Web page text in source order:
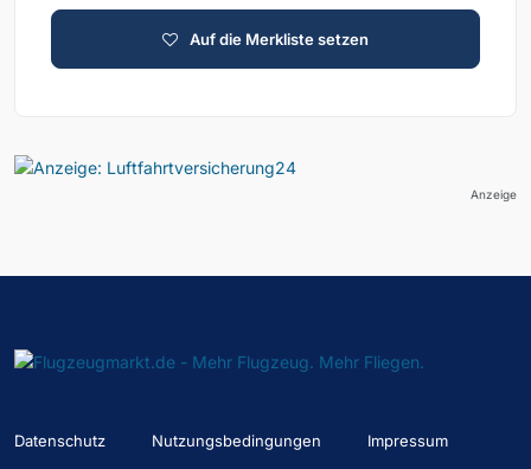
Auf die Merkliste setzen
Anzeige
Datenschutz Nutzungsbedingungen Impressum